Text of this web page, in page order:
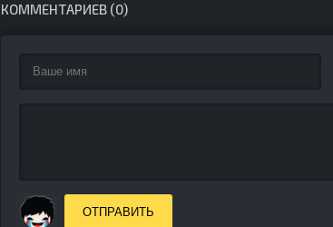
КОММЕНТАРИЕВ (0)
ОТПРАВИТЬ